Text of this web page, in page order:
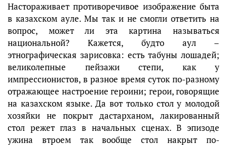
Настораживает противоречивое изображение быта
в казахском ауле. Мы так и не смогли ответить на
вопрос, может ли эта картина называться
национальной? Кажется, будто аул –
этнографическая зарисовка: есть табуны лошадей;
великолепные пейзажи степи, как у
импрессионистов, в разное время суток по-разному
отражающее настроение героини; герои, говорящие
на казахском языке. Да вот только стол у молодой
хозяйки не покрыт дастарханом, лакированный
стол режет глаз в начальных сценах. В эпизоде
ужина втроем так вообще стол накрыт по-